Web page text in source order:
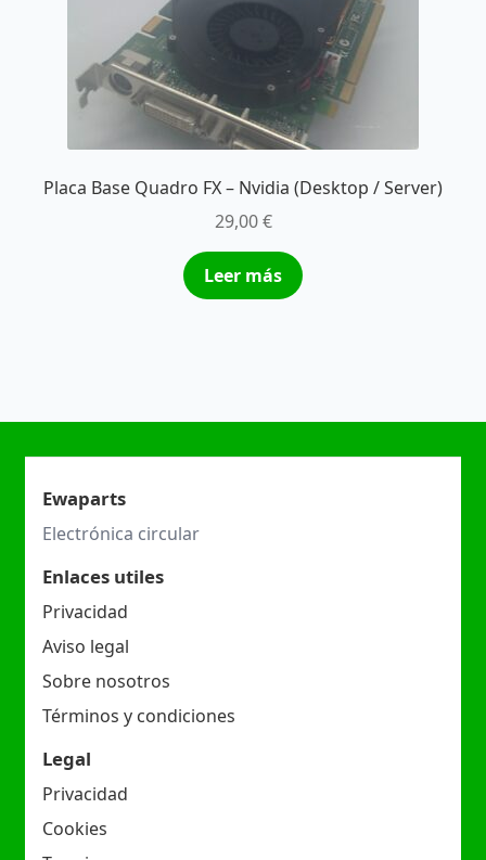
Placa Base Quadro FX – Nvidia (Desktop / Server)
29,00€
Leer más
Ewaparts
Electrónica circular
Enlaces utiles
Privacidad
Aviso legal
Sobre nosotros
Términos y condiciones
Legal
Privacidad
Cookies